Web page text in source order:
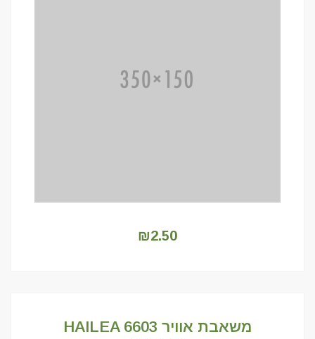
₪2.50
משאבת אוויר HAILEA 6603